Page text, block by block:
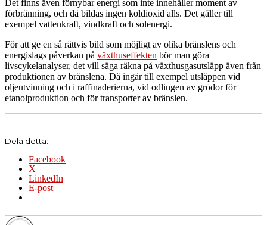
Det finns även förnybar energi som inte innehåller moment av
förbränning, och då bildas ingen koldioxid alls. Det gäller till
exempel vattenkraft, vindkraft och solenergi.
För att ge en så rättvis bild som möjligt av olika bränslens och
energislags påverkan på växthuseffekten bör man göra
livscykelanalyser, det vill säga räkna på växthusgasutsläpp även från
produktionen av bränslena. Då ingår till exempel utsläppen vid
oljeutvinning och i raffinaderierna, vid odlingen av grödor för
etanolproduktion och för transporter av bränslen.
Dela detta:
Facebook
X
LinkedIn
E-post